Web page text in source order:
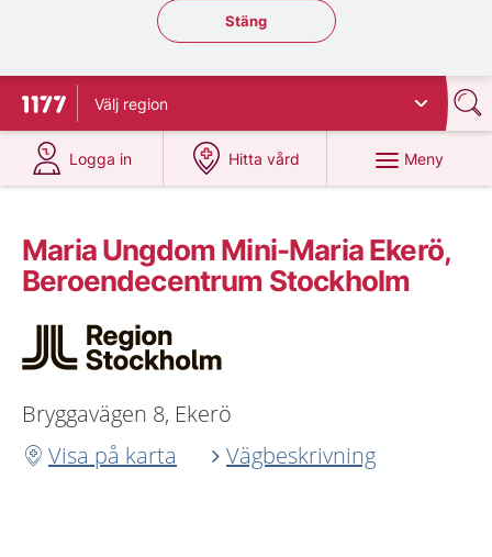
Stäng regionsväljaren
Stäng
Till startsidan för 1177
Välj region
Logga in
på 1177.se
Hitta vård
på 1177.se
Meny
Maria Ungdom Mini-Maria Ekerö,
Beroendecentrum Stockholm
Bryggavägen 8, Ekerö
Visa på karta
Vägbeskrivning